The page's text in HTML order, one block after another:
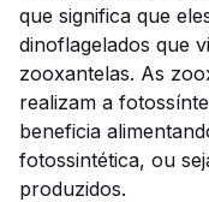
que significa que
dinoflagelados que
zooxantelas. As
realizam a
beneficia
fotossintética, ou
produzidos.